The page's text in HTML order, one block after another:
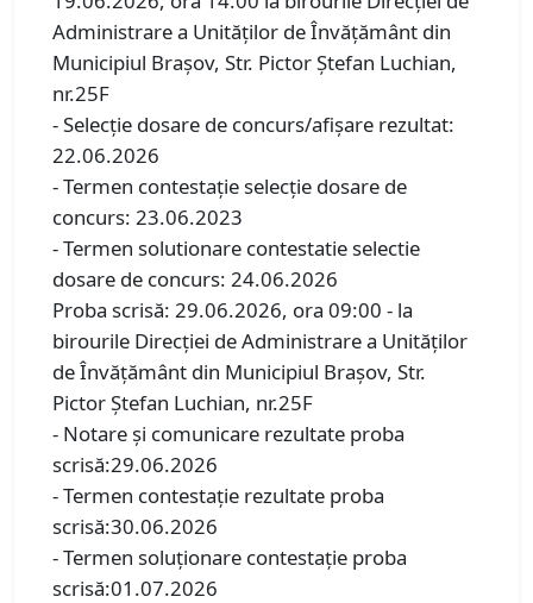
Administrare a Unităților de Învățământ din
Municipiul Brașov, Str. Pictor Ștefan Luchian,
nr.25F
- Selecţie dosare de concurs/afişare rezultat:
22.06.2026
- Termen contestaţie selecţie dosare de
concurs: 23.06.2023
- Termen solutionare contestatie selectie
dosare de concurs: 24.06.2026
Proba scrisă: 29.06.2026, ora 09:00 - la
birourile Direcției de Administrare a Unităților
de Învățământ din Municipiul Brașov, Str.
Pictor Ștefan Luchian, nr.25F
- Notare şi comunicare rezultate proba
scrisă:29.06.2026
- Termen contestaţie rezultate proba
scrisă:30.06.2026
- Termen soluţionare contestaţie proba
scrisă:01.07.2026